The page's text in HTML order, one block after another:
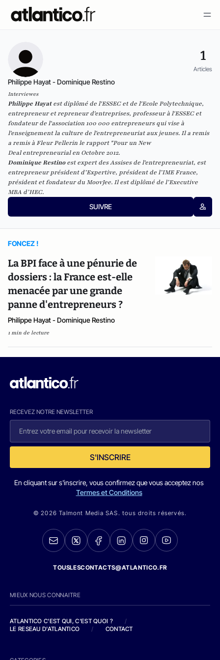
1
Articles
Philippe Hayat - Dominique Restino
Interviewes
Philippe Hayatest diplômé de l'ESSEC et de l'Ecole Polytechnique,
entrepreneur et repreneur d'entreprises, professeur à l'ESSEC et
fondateur de l'association 100 000 entrepreneursqui vise à
l'enseignement la culture de l'entrepreneuriat aux jeunes. Il a remis
a remis à Fleur Pellerin le rapport "Pour unNew
Dealentrepreneurial en Octobre 2012.
Dominique Restinoestexpert des Assises de l'entrepreneuriat, est
entrepreneur président d’Expertive, président de l’IME France,
président et fondateur du MoovJee. Il est diplômé de l’Executive
MBA d’HEC.
SUIVRE
FONCEZ !
La BPI face à une pénurie de
dossiers : la France est-elle
menacée par une grande
panne d'entrepreneurs ?
Philippe Hayat - Dominique Restino
1 min de lecture
RECEVEZ NOTRE NEWSLETTER
S'INSCRIRE
En cliquant sur s'inscrire, vous confirmez que vous acceptez nos
Termes et Conditions
© 2026 Talmont Media SAS. tous droits réservés.
TOUSLESCONTACTS@ATLANTICO.FR
MIEUX NOUS CONNAITRE
ATLANTICO C'EST QUI, C'EST QUOI ?
/
LE RESEAU D'ATLANTICO
/ CONTACT